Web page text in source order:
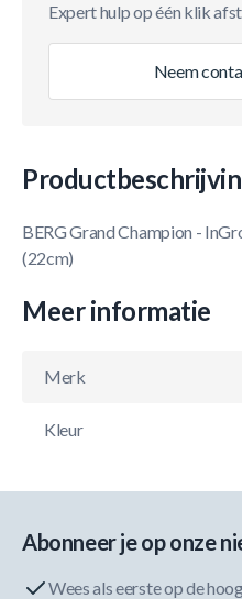
Expert hulp op één klik
Neem
BERG Grand Champion -
(22cm)
Meer informatie
Merk
Kleur
Abonneer je op onze
Wees als eerste op de